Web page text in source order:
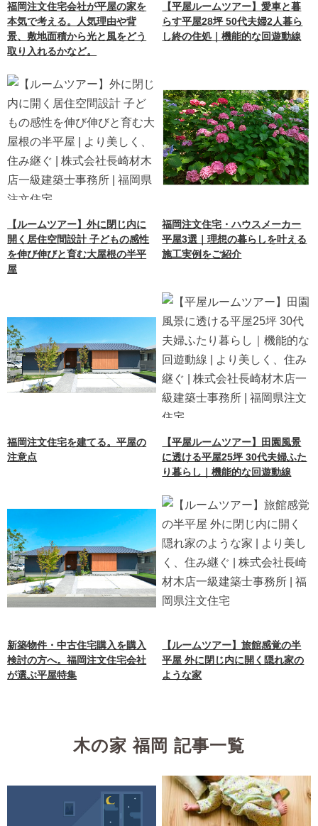
福岡注文住宅会社が平屋の家を
本気で考える。人気理由や背
景、敷地面積から光と風をどう
取り入れるかなど。
【平屋ルームツアー】愛車と暮
らす平屋28坪 50代夫婦2人暮ら
し終の住処｜機能的な回遊動線
【ルームツアー】外に閉じ内に
開く居住空間設計 子どもの感性
を伸び伸びと育む大屋根の半平
屋
福岡注文住宅・ハウスメーカー
平屋3選｜理想の暮らしを叶える
施工実例をご紹介
福岡注文住宅を建てる。平屋の
注意点
【平屋ルームツアー】田園風景
に透ける平屋25坪 30代夫婦ふた
り暮らし｜機能的な回遊動線
新築物件・中古住宅購入を購入
検討の方へ。福岡注文住宅会社
が選ぶ平屋特集
【ルームツアー】旅館感覚の半
平屋 外に閉じ内に開く隠れ家の
ような家
木の家 福岡 記事一覧